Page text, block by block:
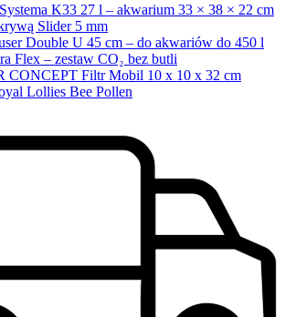
K33 27 l – akwarium 33 × 38 × 22 cm
Slider 5 mm
Double U 45 cm – do akwariów do 450 l
Flex – zestaw CO₂ bez butli
CONCEPT Filtr Mobil 10 x 10 x 32 cm
Lollies Bee Pollen